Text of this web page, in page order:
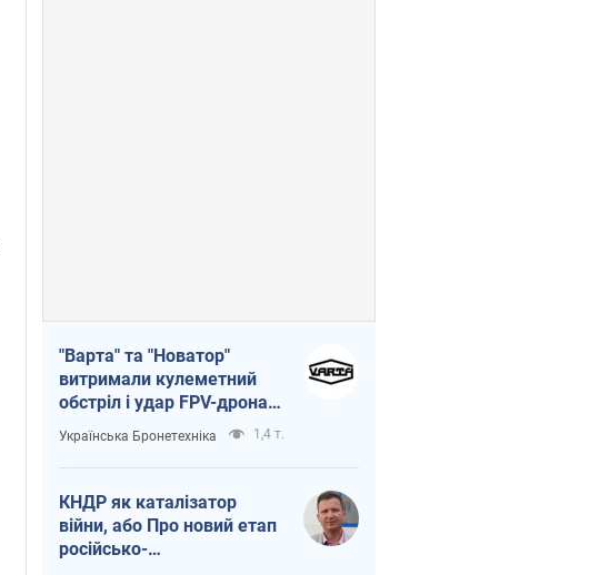
"Варта" та "Новатор"
витримали кулеметний
обстріл і удар FPV-дрона,
врятувавши життя
офіцеру ЗСУ
Українська Бронетехніка 1,4 т.
КНДР як каталізатор
війни, або Про новий етап
російсько-